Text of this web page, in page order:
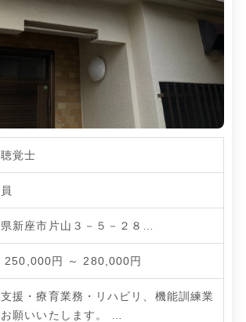
覚士
新座市片山３－５－２８…
250,000円 ～ 280,000円
援・療育業務・リハビリ、機能訓練業
願いいたします。